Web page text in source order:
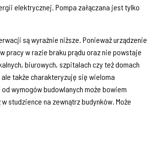
elektrycznej. Pompa załączana jest tylko
są wyraźnie niższe. Ponieważ urządzenie
pracy w razie braku prądu oraz nie powstaje
biurowych, szpitalach czy też domach
także charakteryzuję się wieloma
wymogów budowlanych może bowiem
studzience na zewnątrz budynków. Może